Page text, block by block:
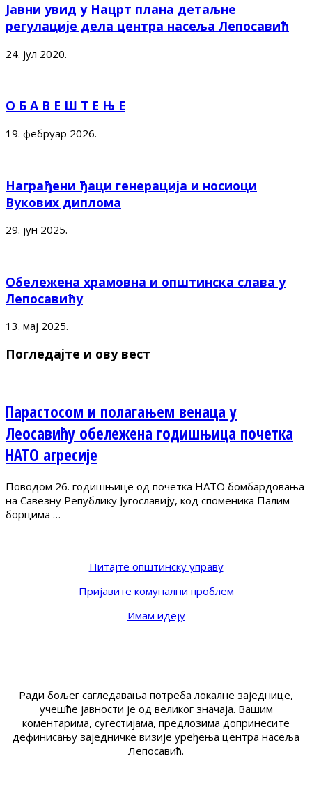
Јавни увид у Нацрт плана детаљне
регулације дела центра насеља Лепосавић
24. јул 2020.
О Б А В Е Ш Т Е Њ Е
19. фебруар 2026.
Награђени ђаци генерација и носиоци
Вукових диплома
29. јун 2025.
Обележена храмовна и општинска слава у
Лепосавићу
13. мај 2025.
Погледајте и ову вест
Парастосом и полагањем венаца у
Леосавићу обележена годишњица почетка
НАТО агресије
Поводом 26. годишњице од почетка НАТО бомбардовања
на Савезну Републику Југославију, код споменика Палим
борцима …
Питајте општинску управу
Пријавите комунални проблем
Имам идеју
Ради бољег сагледавања потреба локалне заједнице,
учешће јавности је од великог значаја. Вашим
коментарима, сугестијама, предлозима допринесите
дефинисању заједничке визије уређења центра насеља
Лепосавић.